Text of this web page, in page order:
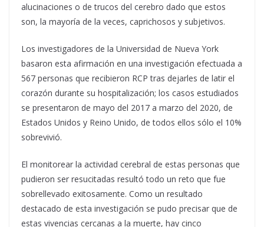
alucinaciones o de trucos del cerebro dado que estos
son, la mayoría de la veces, caprichosos y subjetivos.
Los investigadores de la Universidad de Nueva York
basaron esta afirmación en una investigación efectuada a
567 personas que recibieron RCP tras dejarles de latir el
corazón durante su hospitalización; los casos estudiados
se presentaron de mayo del 2017 a marzo del 2020, de
Estados Unidos y Reino Unido, de todos ellos sólo el 10%
sobrevivió.
El monitorear la actividad cerebral de estas personas que
pudieron ser resucitadas resultó todo un reto que fue
sobrellevado exitosamente. Como un resultado
destacado de esta investigación se pudo precisar que de
estas vivencias cercanas a la muerte, hay cinco